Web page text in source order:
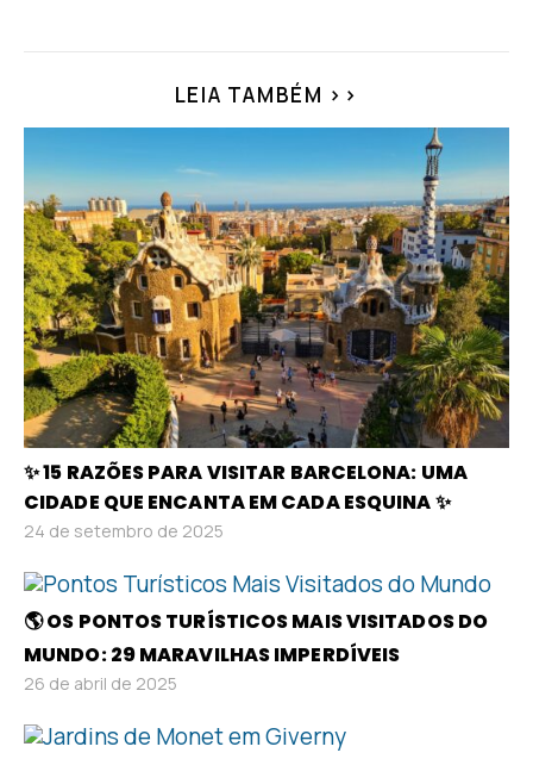
LEIA TAMBÉM >>
✨ 15 RAZÕES PARA VISITAR BARCELONA: UMA
CIDADE QUE ENCANTA EM CADA ESQUINA ✨
24 de setembro de 2025
🌎 OS PONTOS TURÍSTICOS MAIS VISITADOS DO
MUNDO: 29 MARAVILHAS IMPERDÍVEIS
26 de abril de 2025